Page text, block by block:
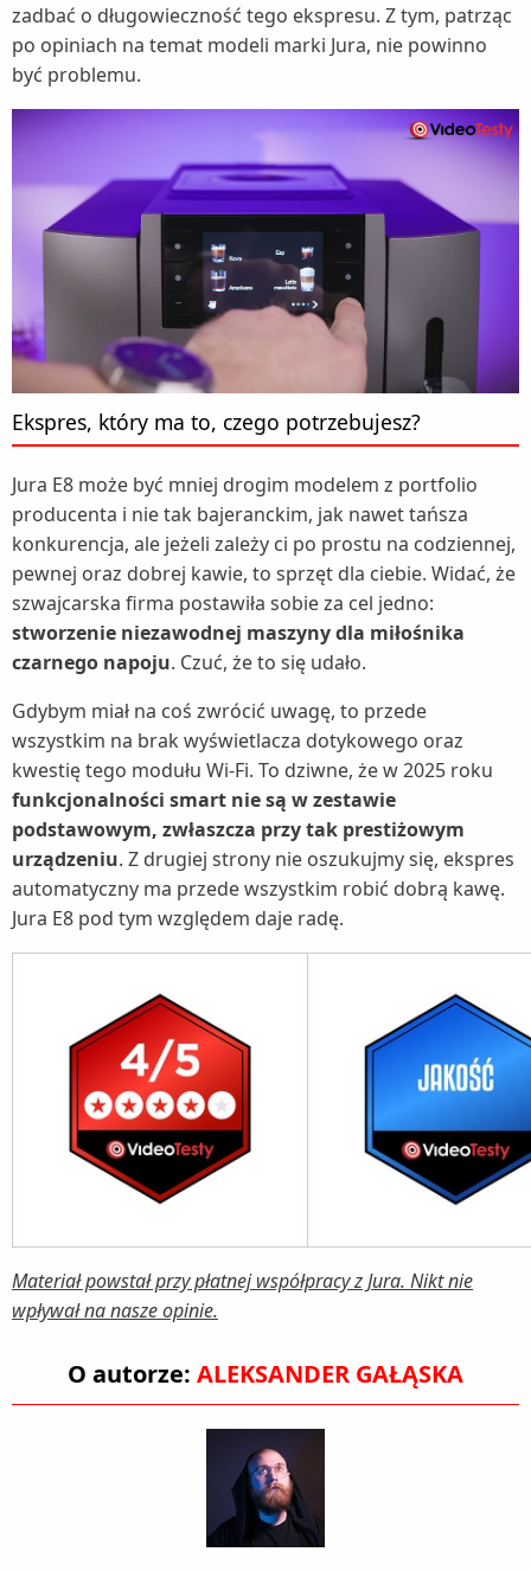
zadbać o długowieczność tego ekspresu. Z tym, patrząc
po opiniach na temat modeli marki Jura, nie powinno
być problemu.
Ekspres, który ma to, czego potrzebujesz?
Jura E8 może być mniej drogim modelem z portfolio
producenta i nie tak bajeranckim, jak nawet tańsza
konkurencja, ale jeżeli zależy ci po prostu na codziennej,
pewnej oraz dobrej kawie, to sprzęt dla ciebie. Widać, że
szwajcarska firma postawiła sobie za cel jedno:
stworzenie niezawodnej maszyny dla miłośnika
czarnego napoju. Czuć, że to się udało.
Gdybym miał na coś zwrócić uwagę, to przede
wszystkim na brak wyświetlacza dotykowego oraz
kwestię tego modułu Wi-Fi. To dziwne, że w 2025 roku
funkcjonalności smart nie są w zestawie
podstawowym, zwłaszcza przy tak prestiżowym
urządzeniu. Z drugiej strony nie oszukujmy się, ekspres
automatyczny ma przede wszystkim robić dobrą kawę.
Jura E8 pod tym względem daje radę.
Materiał powstał przy płatnej współpracy z Jura. Nikt nie
wpływał na nasze opinie.
O autorze: ALEKSANDER GAŁĄSKA